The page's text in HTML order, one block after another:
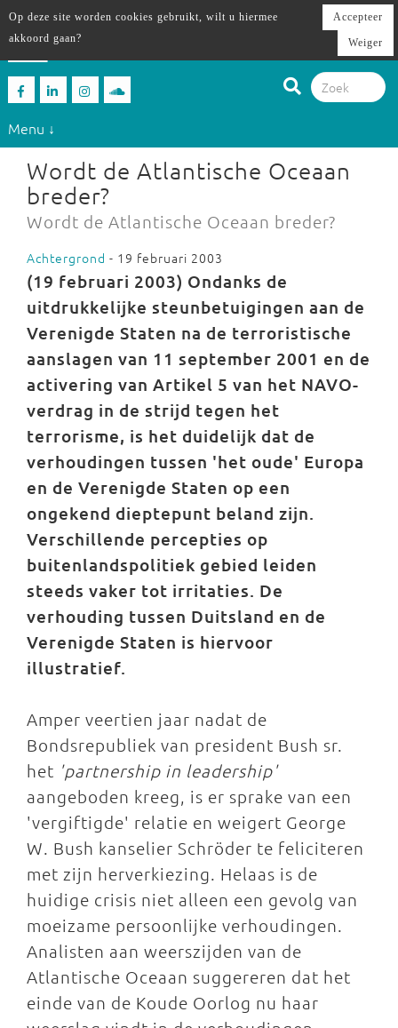
Menu ↓
Wordt de Atlantische Oceaan
breder?
Wordt de Atlantische Oceaan breder?
Achtergrond - 19 februari 2003
(19 februari 2003) Ondanks de
uitdrukkelijke steunbetuigingen aan de
Verenigde Staten na de terroristische
aanslagen van 11 september 2001 en de
activering van Artikel 5 van het NAVO-
verdrag in de strijd tegen het
terrorisme, is het duidelijk dat de
verhoudingen tussen 'het oude' Europa
en de Verenigde Staten op een
ongekend dieptepunt beland zijn.
Verschillende percepties op
buitenlandspolitiek gebied leiden
steeds vaker tot irritaties. De
verhouding tussen Duitsland en de
Verenigde Staten is hiervoor
illustratief.
Amper veertien jaar nadat de
Bondsrepubliek van president Bush sr.
het 'partnership in leadership'
aangeboden kreeg, is er sprake van een
'vergiftigde' relatie en weigert George
W. Bush kanselier Schröder te feliciteren
met zijn herverkiezing. Helaas is de
huidige crisis niet alleen een gevolg van
moeizame persoonlijke verhoudingen.
Analisten aan weerszijden van de
Atlantische Oceaan suggereren dat het
einde van de Koude Oorlog nu haar
Op deze site worden cookies gebruikt, wilt u hiermee
akkoord gaan?
Accepteer
Weiger